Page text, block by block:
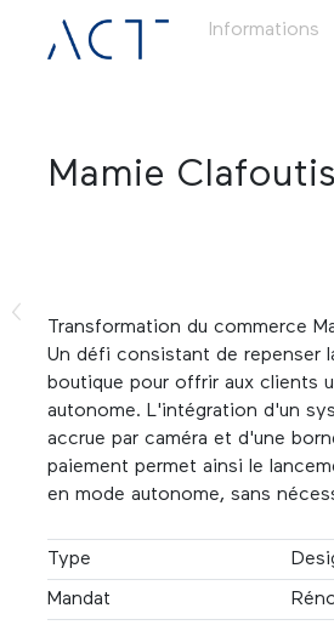
Informations
Mamie Clafoutis
Transformation du commerce
Un défi consistant de repenser
boutique pour offrir aux clients
autonome. L'intégration d'un
accrue par caméra et d'une
paiement permet ainsi le
en mode autonome, sans
Type
Mandat